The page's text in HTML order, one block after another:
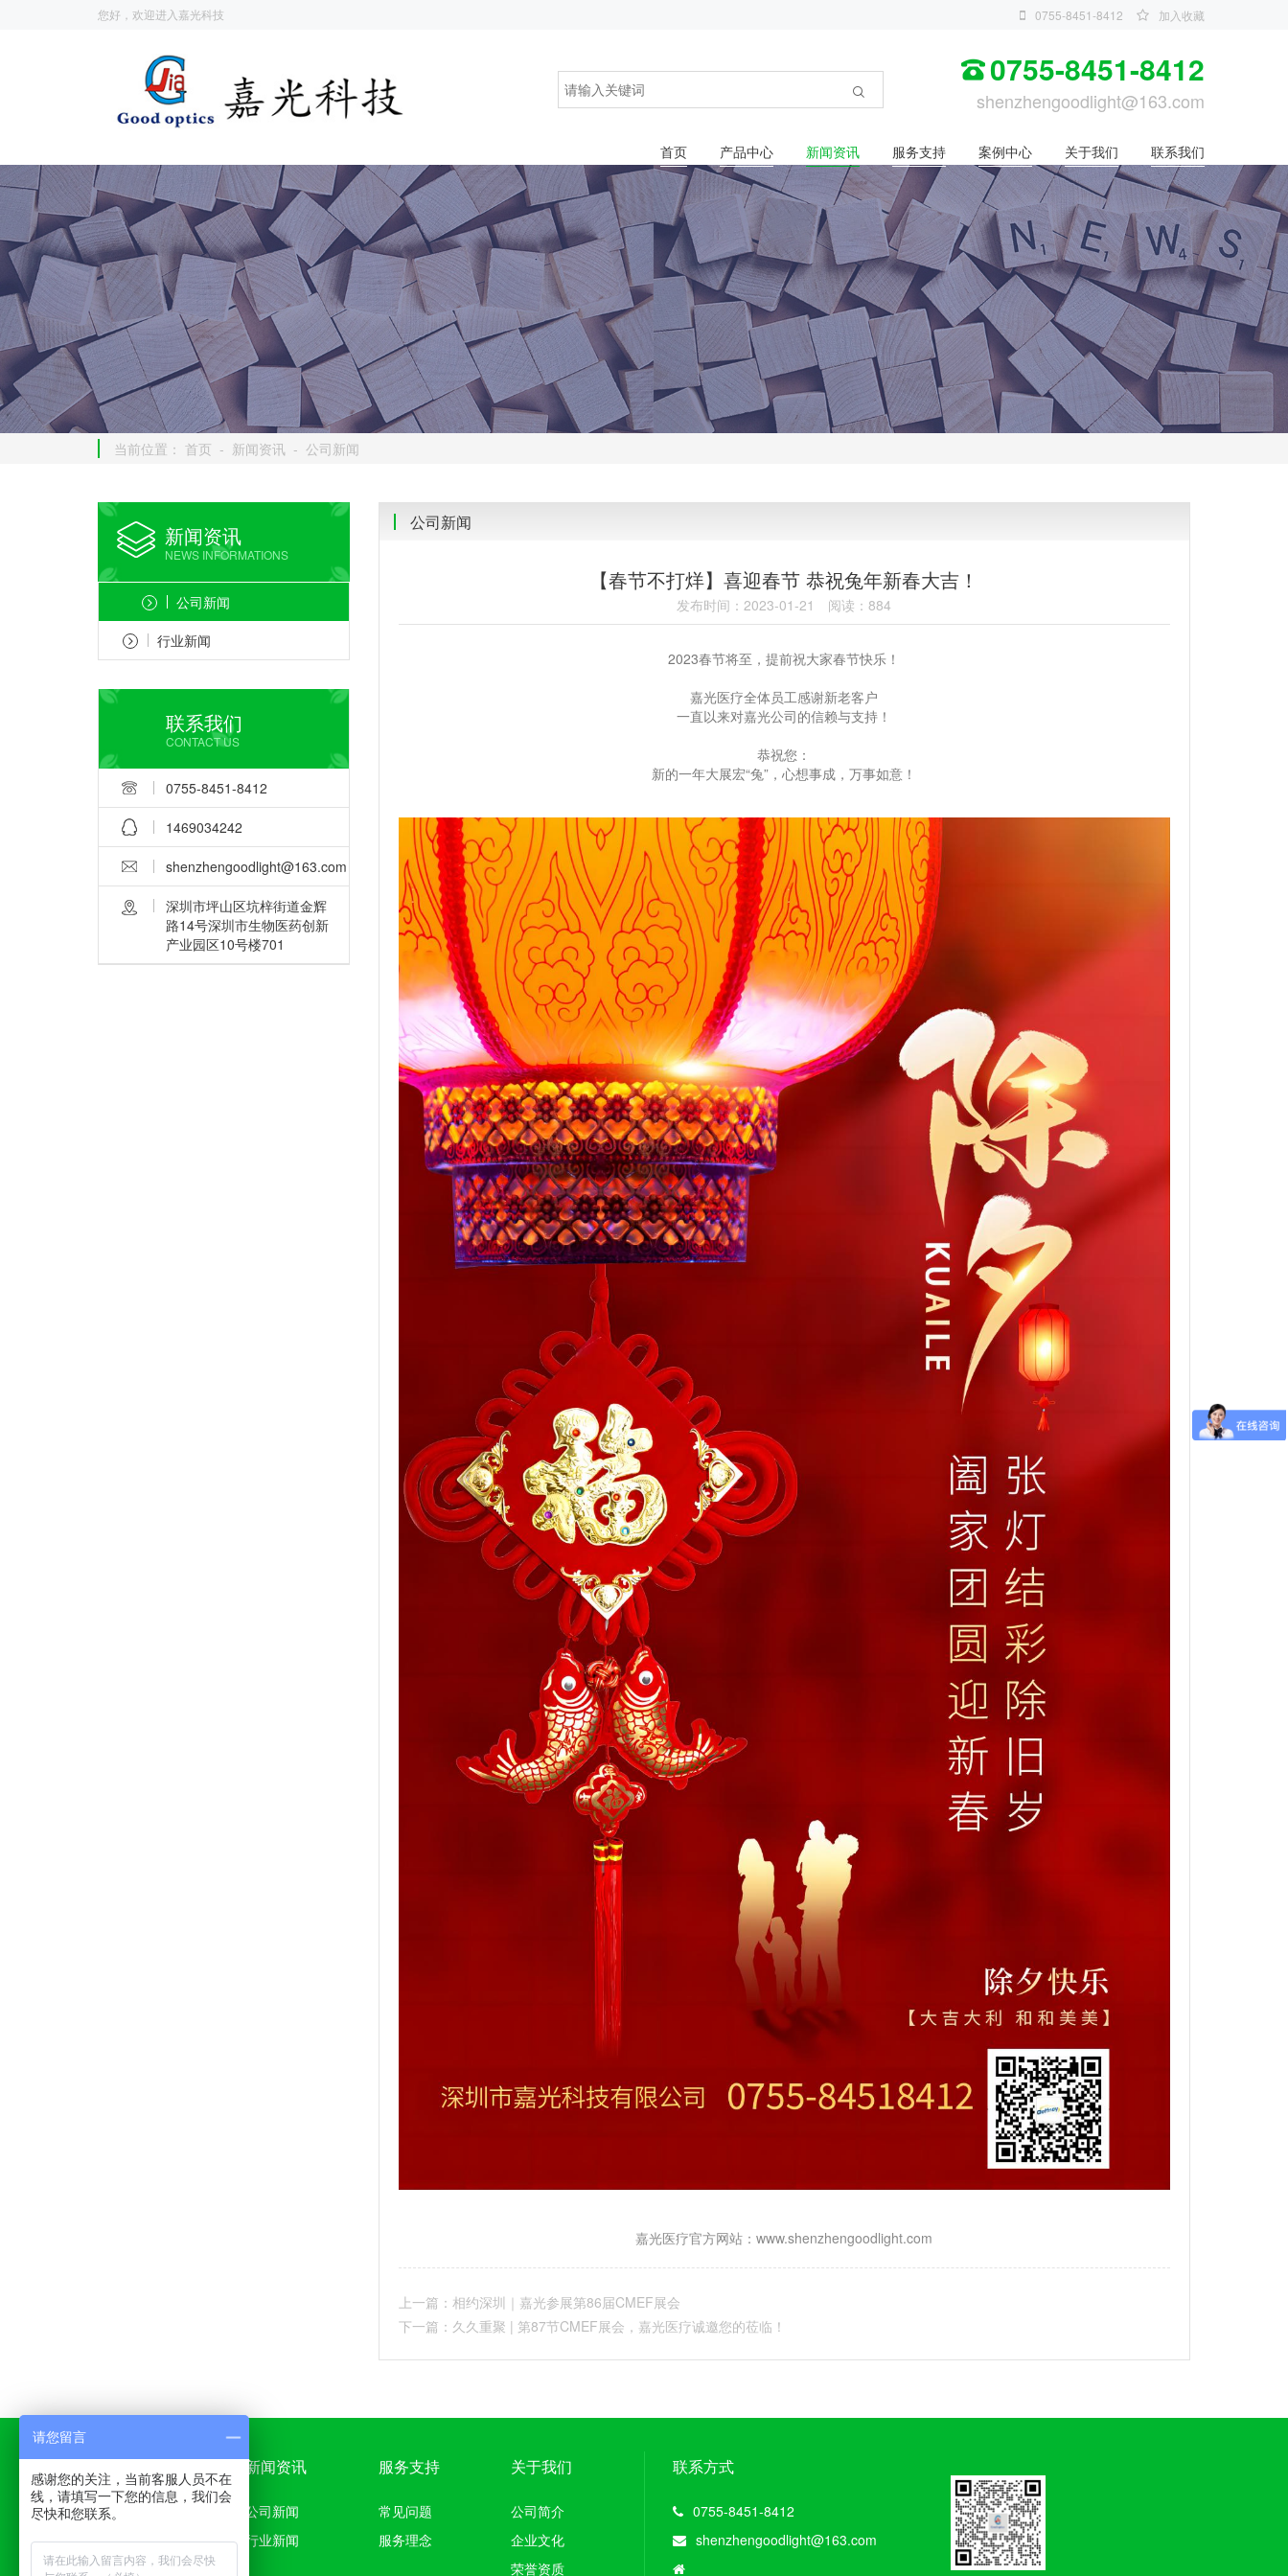
您好，欢迎进入嘉光科技 0755-8451-8412 加入收藏
0755-8451-8412
shenzhengoodlight@163.com
首页 产品中心 新闻资讯 服务支持 案例中心 关于我们 联系我们
当前位置： 首页 - 新闻资讯 - 公司新闻
新闻资讯
NEWS INFORMATIONS
公司新闻
行业新闻
联系我们
CONTACT US
0755-8451-8412
1469034242
shenzhengoodlight@163.com
深圳市坪山区坑梓街道金辉
路14号深圳市生物医药创新
产业园区10号楼701
公司新闻
【春节不打烊】喜迎春节 恭祝兔年新春大吉！
发布时间：2023-01-21 阅读：884
2023春节将至，提前祝大家春节快乐！
嘉光医疗全体员工感谢新老客户
一直以来对嘉光公司的信赖与支持！
恭祝您：
新的一年大展宏“兔”，心想事成，万事如意！
嘉光医疗官方网站：www.shenzhengoodlight.com
上一篇： 相约深圳｜嘉光参展第86届CMEF展会
下一篇： 久久重聚 | 第87节CMEF展会，嘉光医疗诚邀您的莅临！
产品中心 新闻资讯
公司新闻
行业新闻
服务支持
常见问题
服务理念
关于我们
公司简介
企业文化
荣誉资质
联系方式
0755-8451-8412
shenzhengoodlight@163.com
请您留言
感谢您的关注，当前客服人员不在
线，请填写一下您的信息，我们会
尽快和您联系。